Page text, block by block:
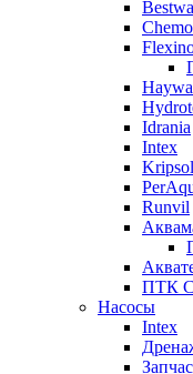
Idrania
Intex
Kripsol
Runvil
ПТК
Насосы
Intex